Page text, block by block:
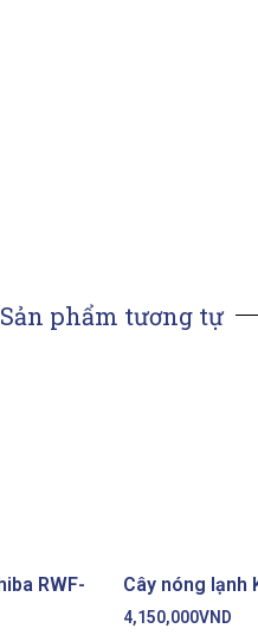
Sản phẩm tương tự